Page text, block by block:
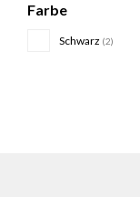
Farbe
Schwarz (2)